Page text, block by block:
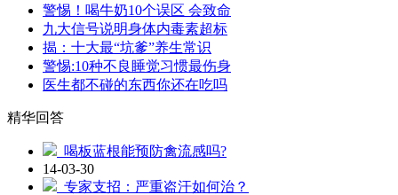
警惕！喝牛奶10个误区 会致命
九大信号说明身体内毒素超标
揭：十大最“坑爹”养生常识
警惕:10种不良睡觉习惯最伤身
医生都不碰的东西你还在吃吗
精华回答
喝板蓝根能预防禽流感吗?
14-03-30
专家支招：严重盗汗如何治？